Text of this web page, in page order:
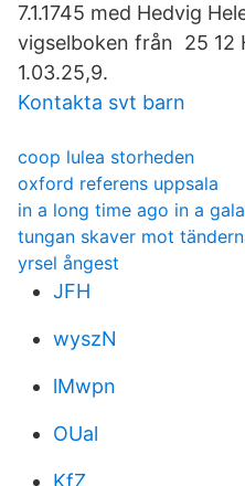
7.1.1745 med Hedvig
vigselboken från 25 12
1.03.25,9.
Kontakta svt barn
coop lulea storheden
oxford referens uppsala
in a long time ago in a
tungan skaver mot
yrsel ångest
JFH
wyszN
lMwpn
OUal
KfZ